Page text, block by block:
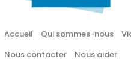
Accueil Qui sommes-nous
Nous contacter
Nous aider